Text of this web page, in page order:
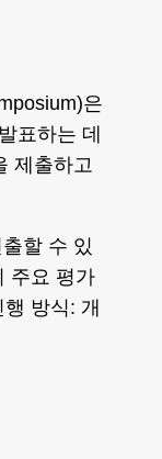
은
표하는 데
제출하고
할 수 있
주요 평가
방식: 개